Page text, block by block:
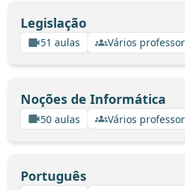
Legislação
51 aulas Vários
Noções de Informática
50 aulas Vários
Português